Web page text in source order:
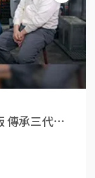
傳承三代⋯